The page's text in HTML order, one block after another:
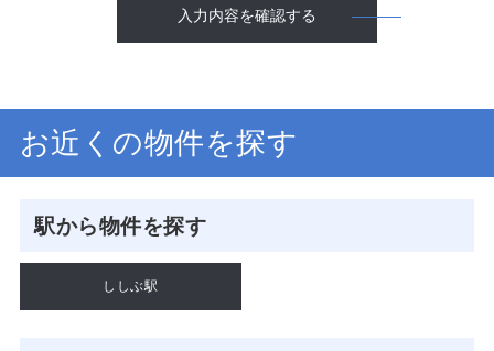
入力内容を確認する
お近くの物件を探す
駅から物件を探す
ししぶ駅